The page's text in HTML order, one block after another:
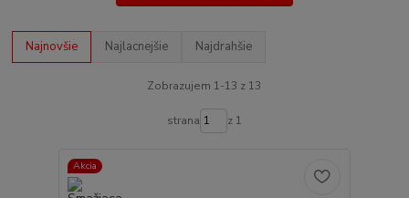
Najnovšie Najlacnejšie Najdrahšie
Zobrazujem 1-13 z 13
strana z 1
Akcia